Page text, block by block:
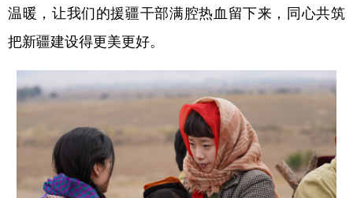
温暖，让我们的援疆干部满腔热血留下来，同心共筑
把新疆建设得更美更好。